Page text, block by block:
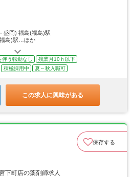
盛岡) 福島(福島)駅
福島)駅…ほか
う転勤なし
残業月10ｈ以下
積極採用中 夏～秋入職可
この求人に興味がある
保存する
下町店の薬剤師求人